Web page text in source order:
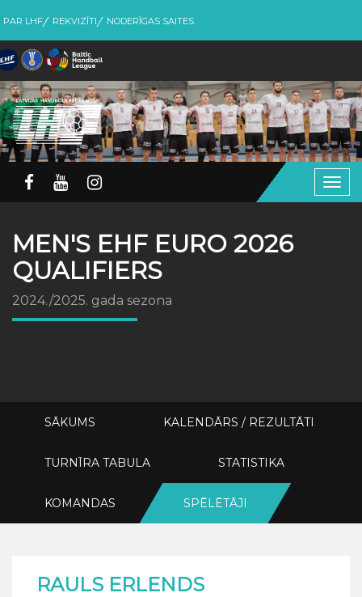
PAR LHF REKVIZĪTI NODERĪGAS SAITES
MEN'S EHF EURO 2026
QUALIFIERS
2024./2025. gada sezona
SĀKUMS KALENDĀRS / REZULTĀTI
TURNĪRA TABULA STATISTIKA
KOMANDAS SPĒLĒTĀJI
RAULS ERLENDS